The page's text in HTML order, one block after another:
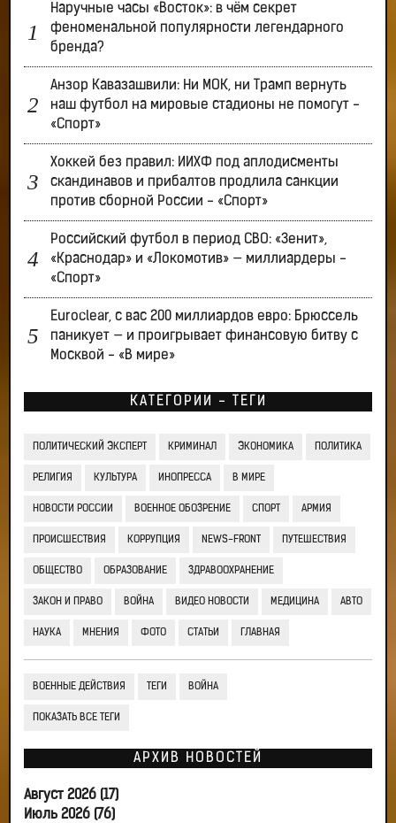
Наручные часы «Восток»: в чём секрет
феноменальной популярности легендарного
бренда?
Анзор Кавазашвили: Ни МОК, ни Трамп вернуть
наш футбол на мировые стадионы не помогут -
«Спорт»
Хоккей без правил: ИИХФ под аплодисменты
скандинавов и прибалтов продлила санкции
против сборной России - «Спорт»
Российский футбол в период СВО: «Зенит»,
«Краснодар» и «Локомотив» — миллиардеры -
«Спорт»
Euroclear, с вас 200 миллиардов евро: Брюссель
паникует — и проигрывает финансовую битву с
Москвой - «В мире»
КАТЕГОРИИ - ТЕГИ
ПОЛИТИЧЕСКИЙ ЭКСПЕРТ КРИМИНАЛ ЭКОНОМИКА ПОЛИТИКА
РЕЛИГИЯ КУЛЬТУРА ИНОПРЕССА В МИРЕ
НОВОСТИ РОССИИ ВОЕННОЕ ОБОЗРЕНИЕ СПОРТ АРМИЯ
ПРОИСШЕСТВИЯ КОРРУПЦИЯ NEWS-FRONT ПУТЕШЕСТВИЯ
ОБЩЕСТВО ОБРАЗОВАНИЕ ЗДРАВООХРАНЕНИЕ
ЗАКОН И ПРАВО ВОЙНА ВИДЕО НОВОСТИ МЕДИЦИНА АВТО
НАУКА МНЕНИЯ ФОТО СТАТЬИ ГЛАВНАЯ
ВОЕННЫЕ ДЕЙСТВИЯ ТЕГИ ВОЙНА
ПОКАЗАТЬ ВСЕ ТЕГИ
АРХИВ НОВОСТЕЙ
Август 2026 (17)
Июль 2026 (76)